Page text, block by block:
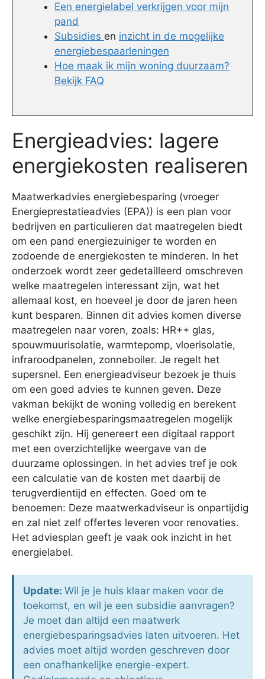
Een energielabel verkrijgen voor mijn
pand
Subsidies en inzicht in de mogelijke
energiebespaarleningen
Hoe maak ik mijn woning duurzaam?
Bekijk FAQ
Energieadvies: lagere
energiekosten realiseren
Maatwerkadvies energiebesparing (vroeger
Energieprestatieadvies (EPA)) is een plan voor
bedrijven en particulieren dat maatregelen biedt
om een pand energiezuiniger te worden en
zodoende de energiekosten te minderen. In het
onderzoek wordt zeer gedetailleerd omschreven
welke maatregelen interessant zijn, wat het
allemaal kost, en hoeveel je door de jaren heen
kunt besparen. Binnen dit advies komen diverse
maatregelen naar voren, zoals: HR++ glas,
spouwmuurisolatie, warmtepomp, vloerisolatie,
infraroodpanelen, zonneboiler. Je regelt het
supersnel. Een energieadviseur bezoek je thuis
om een goed advies te kunnen geven. Deze
vakman bekijkt de woning volledig en berekent
welke energiebesparingsmaatregelen mogelijk
geschikt zijn. Hij genereert een digitaal rapport
met een overzichtelijke weergave van de
duurzame oplossingen. In het advies tref je ook
een calculatie van de kosten met daarbij de
terugverdientijd en effecten. Goed om te
benoemen: Deze maatwerkadviseur is onpartijdig
en zal niet zelf offertes leveren voor renovaties.
Het adviesplan geeft je vaak ook inzicht in het
energielabel.
Update: Wil je je huis klaar maken voor de
toekomst, en wil je een subsidie aanvragen?
Je moet dan altijd een maatwerk
energiebesparingsadvies laten uitvoeren. Het
advies moet altijd worden geschreven door
een onafhankelijke energie-expert.